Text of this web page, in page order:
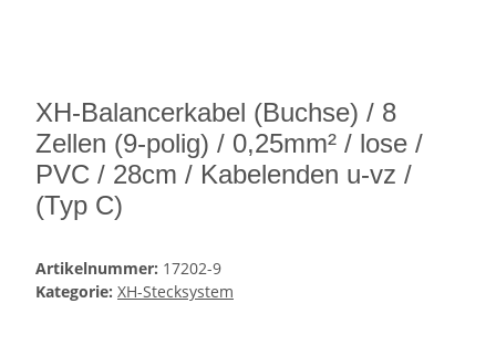
XH-Balancerkabel (Buchse) / 8
Zellen (9-polig) / 0,25mm² / lose /
PVC / 28cm / Kabelenden u-vz /
(Typ C)
Artikelnummer: 17202-9
Kategorie: XH-Stecksystem